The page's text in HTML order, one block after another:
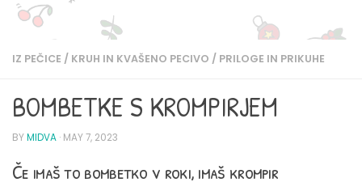
IZ PEČICE / KRUH IN KVAŠENO PECIVO / PRILOGE IN PRIKUHE
BOMBETKE S KROMPIRJEM
BYMIDVA · MAY 7, 2023
Če imaš to bombetko v roki, imaš krompir